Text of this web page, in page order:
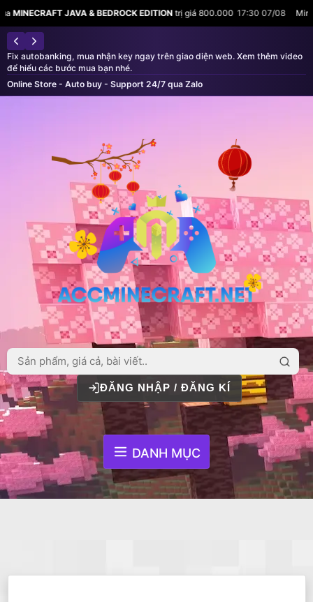
& BEDROCK EDITIONtrị giá 800.000 17:30 07/08 Minh Tuấn vừa mua
Fix autobanking, mua nhận key ngay trên giao diện web. Xem thêm video
để hiểu các bước mua bạn nhé.
Online Store - Auto buy - Support 24/7 qua Zalo
ĐĂNG NHẬP / ĐĂNG KÍ
DANH MỤC